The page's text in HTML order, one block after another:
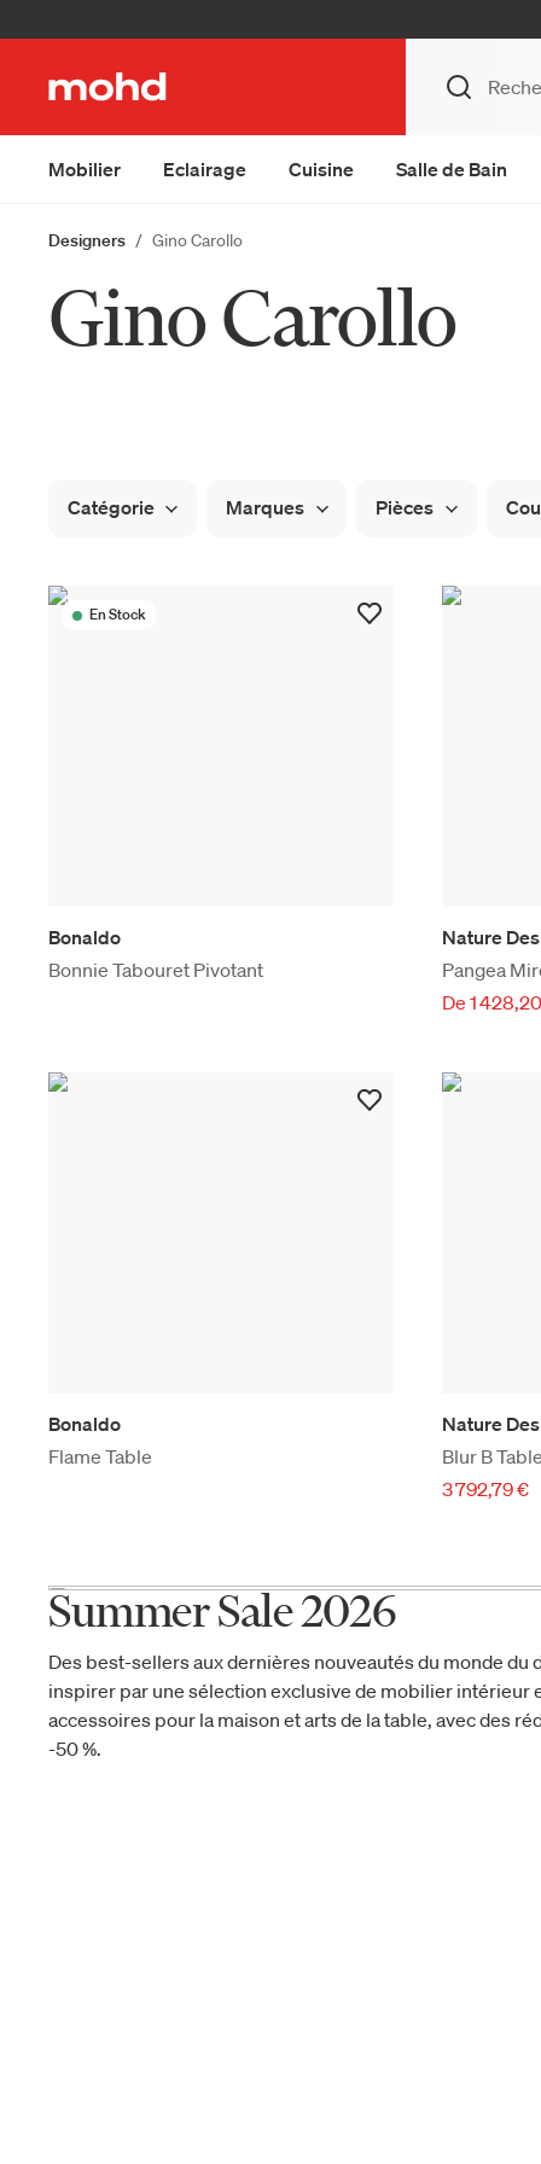
Mobilier Eclairage Cuisine Salle de Bain
Designers Gino Carollo
Gino Carollo
Catégorie Marques Pièces
En Stock
Bonaldo
Bonnie Tabouret Pivotant
Nature
Pangea
De 1
Bonaldo
Flame Table
Nature
Blur B
3 792,79 €
Summer Sale 2026
Des best-sellers aux dernières nouveautés du monde du
inspirer par une sélection exclusive de mobilier intérieur
accessoires pour la maison et arts de la table, avec des
-50 %.